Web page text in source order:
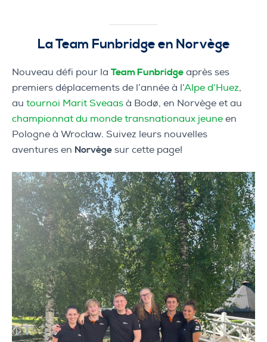
La Team Funbridge en Norvège
Nouveau défi pour la Team Funbridge après ses
premiers déplacements de l’année à l’Alpe d’Huez,
au tournoi Marit Sveaas à Bodø, en Norvège et au
championnat du monde transnationaux jeune en
Pologne à Wrocław. Suivez leurs nouvelles
aventures en Norvège sur cette page!